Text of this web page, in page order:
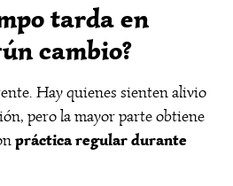
tarda en
cambio?
Hay quienes sienten alivio
pero la mayor parte obtiene
práctica regular durante